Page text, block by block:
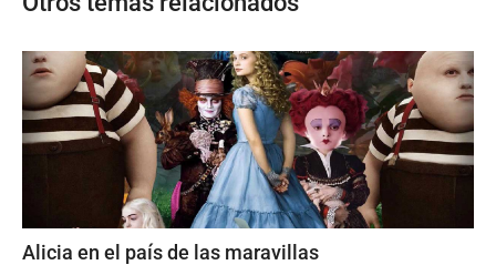
Alicia en el país de las maravillas